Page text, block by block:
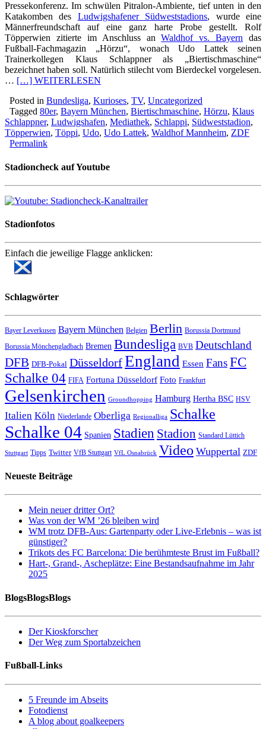
Pressekonferenz. Im schwülen Pitralon-Ambiente, tief unten in den
Katakomben des Ludwigshafener Südweststadions, wurde eine
Männerfreundschaft auf eine ganz harte Probe gestellt. Rolf
Töpperwien zitierte im Anschluss anWaldhof vs. Bayern das
Fußball-Fachmagazin „Hörzu“, wonach Udo Lattek seinen
Trainerkollegen Klaus Schlappner als „Biertischmaschine“
bezeichnet haben soll. Natürlich stilecht vom Bierdeckel vorgelesen.
… […] WEITERLESEN
Posted in Bundesliga, Kurioses, TV, Uncategorized
Tagged 80er, Bayern München, Biertischmaschine, Hörzu, Klaus
Schlappner, Ludwigshafen, Mediathek, Schlappi, Südweststadion,
Töpperwien, Töppi, Udo, Udo Lattek, Waldhof Mannheim, ZDF
Permalink
Stadioncheck auf Youtube
Stadionfotos
Einfach die jeweilige Flagge anklicken:
Schlagwörter
Bayer Leverkusen Bayern München Belgien Berlin Borussia Dortmund
Borussia Mönchengladbach Bremen Bundesliga BVB Deutschland
DFB DFB-Pokal DüsseldorfEngland Essen FansFC
Schalke 04 FIFA Fortuna Düsseldorf Foto Frankfurt
Gelsenkirchen Groundhopping Hamburg Hertha BSC HSV
Italien Köln Niederlande Oberliga Regionalliga Schalke
Schalke 04 Spanien Stadien Stadion Standard Lüttich
Stuttgart Tipps Twitter VfB Stuttgart VfL Osnabrück Video Wuppertal ZDF
Neueste Beiträge
Mein neuer dritter Ort?
Was von der WM ’26 bleiben wird
WM trotz DFB-Aus: Gartenparty oder Live-Erlebnis – was ist
günstiger?
Trikots des FC Barcelona: Die berühmteste Brust im Fußball?
Hart-, Grand-, Ascheplätze: Eine Bestandsaufnahme im Jahr
2025
BlogsBlogsBlogs
Der Kioskforscher
Der Weg zum Sportabzeichen
Fußball-Links
5 Freunde im Abseits
Fotodienst
A blog about goalkeepers